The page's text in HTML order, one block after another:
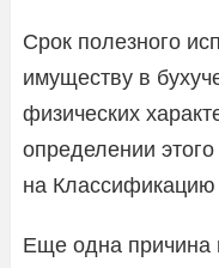
Срок полезного
имуществу в
физических
определении
на
Еще одна причина